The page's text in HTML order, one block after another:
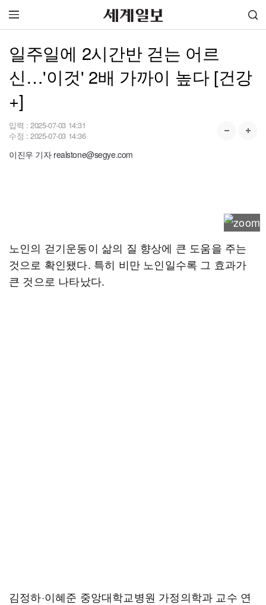
일주일에 2시간반 걷는 어르
신…'이것' 2배 가까이 높다 [건강
+]
입력 : 2025-07-03 14:31
수정 : 2025-07-03 14:36
이진우 기자 realstone@segye.com
노인의 걷기운동이 삶의 질 향상에 큰 도움을 주는
것으로 확인됐다. 특히 비만 노인일수록 그 효과가
큰 것으로 나타났다.
김정하·이혜준 중앙대학교병원 가정의학과 교수 연